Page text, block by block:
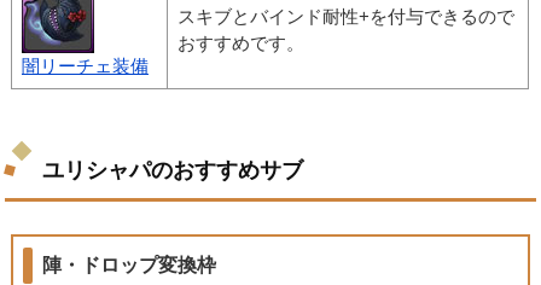
闇リーチェ装備
スキブとバインド耐性+を付与できるので
おすすめです。
ユリシャパのおすすめサブ
陣・ドロップ変換枠